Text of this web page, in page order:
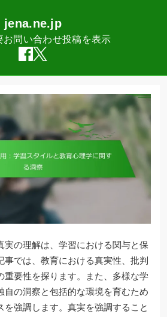
jena.ne.jp
お問い合わせ投稿を表示
実の理解は、学習における関与と保
事では、教育における真実性、批判
重要性を探ります。また、多様な学
自の洞察と包括的な環境を育むため
強調します。真実を強調すること